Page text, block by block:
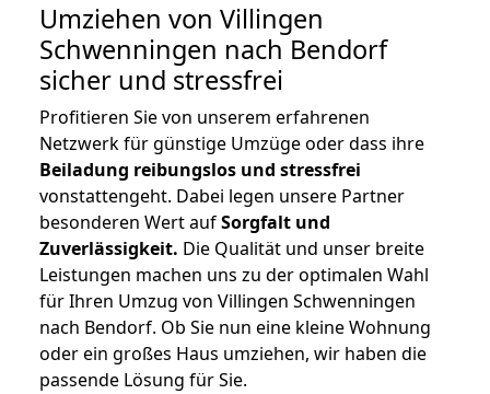
Umziehen von Villingen
Schwenningen nach Bendorf
sicher und stressfrei
Profitieren Sie von unserem erfahrenen
Netzwerk für günstige Umzüge oder dass ihre
Beiladung reibungslos und stressfrei
vonstattengeht. Dabei legen unsere Partner
besonderen Wert aufSorgfalt und
Zuverlässigkeit. Die Qualität und unser breite
Leistungen machen uns zu der optimalen Wahl
für Ihren Umzug von Villingen Schwenningen
nach Bendorf. Ob Sie nun eine kleine Wohnung
oder ein großes Haus umziehen, wir haben die
passende Lösung für Sie.